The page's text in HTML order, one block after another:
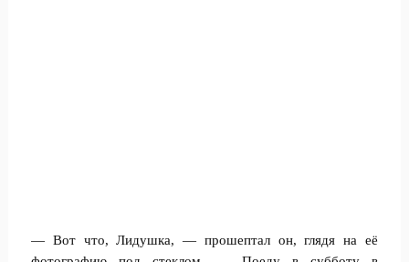
— Вот что, Лидушка, — прошептал он, глядя на её